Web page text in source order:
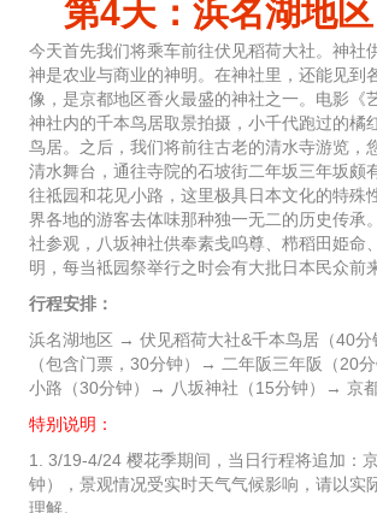
第4天：浜名湖地
今天首先我们将乘车前往伏见稻荷大社。神社
神是农业与商业的神明。在神社里，还能见到
像，是京都地区香火最盛的神社之一。电影《
神社内的千本鸟居取景拍摄，小千代跑过的橘
鸟居。之后，我们将前往古老的清水寺游览，
清水舞台，通往寺院的石坡街二年坂三年坂颇
往祗园和花见小路，这里极具日本文化的特殊
界各地的游客去体味那种独一无二的历史传承
社参观，八坂神社供奉素戋呜尊、栉稻田姫命
明，每当袛园祭举行之时会有大批日本民众前
行程安排：
浜名湖地区 → 伏见稻荷大社&千本鸟居（40
（包含门票，30分钟）→ 二年阪三年阪（20
小路（30分钟）→ 八坂神社（15分钟）→ 京
特别说明：
1. 3/19-4/24 樱花季期间，当日行程将追加：
钟），景观情况受实时天气气候影响，请以实
理解。